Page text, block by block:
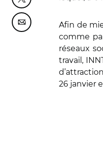
Partager cette page
Afin de
comme
réseaux
travail,
26 janvier